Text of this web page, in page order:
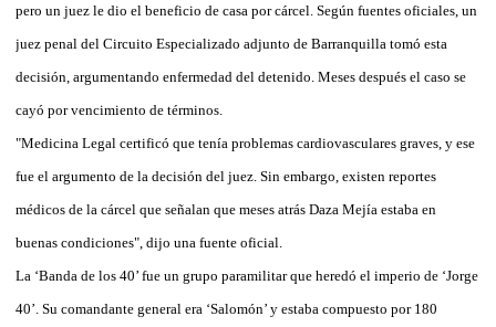
pero un juez le dio el beneficio de casa por cárcel. Según fuentes oficiales, un
juez penal del Circuito Especializado adjunto de Barranquilla tomó esta
decisión, argumentando enfermedad del detenido. Meses después el caso se
cayó por vencimiento de términos.
"Medicina Legal certificó que tenía problemas cardiovasculares graves, y ese
fue el argumento de la decisión del juez. Sin embargo, existen reportes
médicos de la cárcel que señalan que meses atrás Daza Mejía estaba en
buenas condiciones", dijo una fuente oficial.
La ‘Banda de los 40’ fue un grupo paramilitar que heredó el imperio de ‘Jorge
40’. Su comandante general era ‘Salomón’ y estaba compuesto por 180